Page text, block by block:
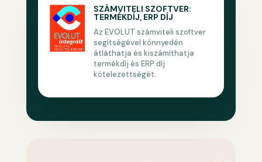
SZÁMVITELI SZOFTVER:
TERMÉKDÍJ, ERP DÍJ
Az EVOLUT számviteli szoftver
segítségével könnyedén
átláthatja és kiszámíthatja
termékdíj és ERP díj
kötelezettségét.